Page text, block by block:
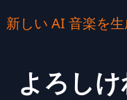
新しい AI 音楽を
よろし